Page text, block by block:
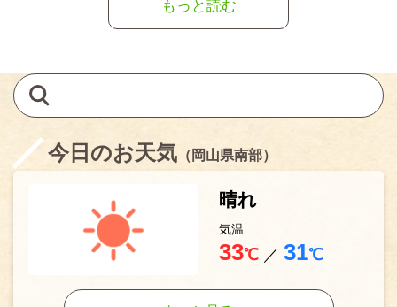
もっと読む
今日のお天気 （岡山県南部）
晴れ
気温
33℃ ／ 31℃